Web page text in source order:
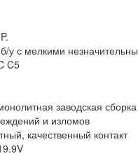
у с мелкими
C5
заводская сборка
и изломов
качественный контакт